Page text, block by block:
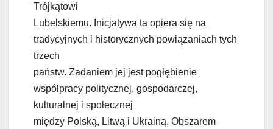
Trójkątowi
Lubelskiemu. Inicjatywa ta opiera się na
tradycyjnych i historycznych powiązaniach tych
trzech
państw. Zadaniem jej jest pogłębienie
współpracy politycznej, gospodarczej,
kulturalnej i społecznej
między Polską, Litwą i Ukrainą. Obszarem